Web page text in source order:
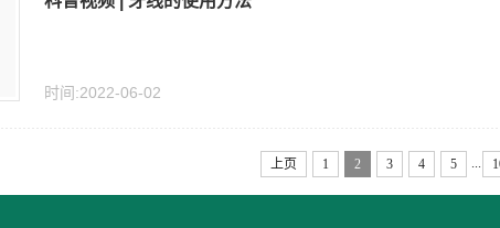
时间:2022-06-02
上页 1 2 3 4 5